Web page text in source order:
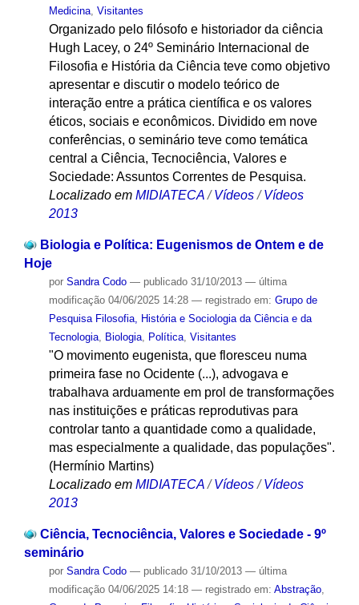
Medicina, Visitantes
Organizado pelo filósofo e historiador da ciência
Hugh Lacey, o 24º Seminário Internacional de
Filosofia e História da Ciência teve como objetivo
apresentar e discutir o modelo teórico de
interação entre a prática científica e os valores
éticos, sociais e econômicos. Dividido em nove
conferências, o seminário teve como temática
central a Ciência, Tecnociência, Valores e
Sociedade: Assuntos Correntes de Pesquisa.
Localizado em MIDIATECA /Vídeos /Vídeos
2013
Biologia e Política: Eugenismos de Ontem e de
Hoje
por Sandra Codo — publicado31/10/2013 — última
modificação04/06/2025 14:28 — registrado em: Grupo de
Pesquisa Filosofia, História e Sociologia da Ciência e da
Tecnologia, Biologia, Política, Visitantes
"O movimento eugenista, que floresceu numa
primeira fase no Ocidente (...), advogava e
trabalhava arduamente em prol de transformações
nas instituições e práticas reprodutivas para
controlar tanto a quantidade como a qualidade,
mas especialmente a qualidade, das populações".
(Hermínio Martins)
Localizado em MIDIATECA /Vídeos /Vídeos
2013
Ciência, Tecnociência, Valores e Sociedade - 9º
seminário
por Sandra Codo — publicado31/10/2013 — última
modificação04/06/2025 14:18 — registrado em: Abstração,